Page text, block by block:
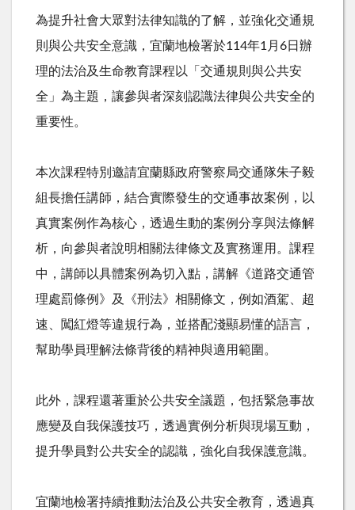
為提升社會大眾對法律知識的了解，並強化交通規
則與公共安全意識，宜蘭地檢署於114年1月 6日辦
理的法治及生命教育課程以「交通規則與公共安
全」為主題，讓參與者深刻認識法律與公共安全的
重要性。
本次課程特別邀請宜蘭縣政府警察局交通隊朱子毅
組長擔任講師，結合實際發生的交通事故案例，以
真實案例作為核心，透過生動的案例分享與法條解
析，向參與者說明相關法律條文及實務運用。課程
中，講師以具體案例為切入點，講解《道路交通管
理處罰條例》及《刑法》相關條文，例如酒駕、超
速、闖紅燈等違規行為，並搭配淺顯易懂的語言，
幫助學員理解法條背後的精神與適用範圍。
此外，課程還著重於公共安全議題，包括緊急事故
應變及自我保護技巧，透過實例分析與現場互動，
提升學員對公共安全的認識，強化自我保護意識。
宜蘭地檢署持續推動法治及公共安全教育，透過真